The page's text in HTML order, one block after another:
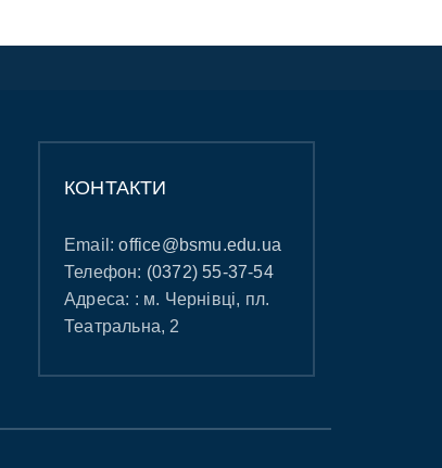
КОНТАКТИ
Email:office@bsmu.edu.ua
Телефон: (0372) 55-37-54
Адреса: : м. Чернівці, пл.
Театральна, 2